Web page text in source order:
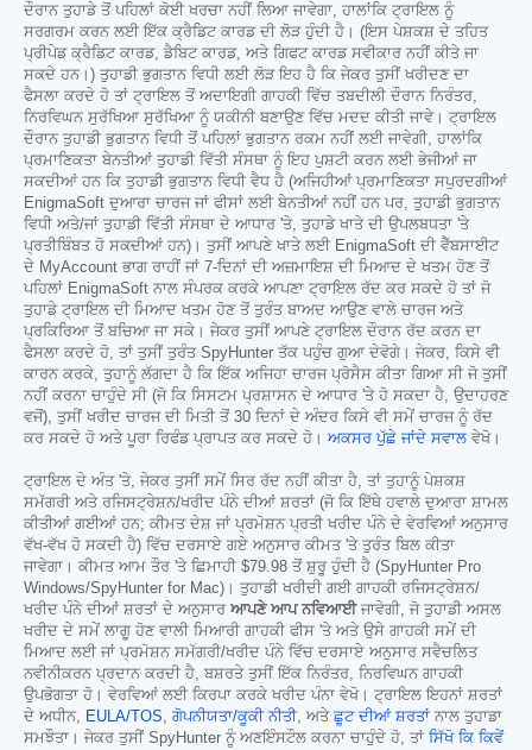
ਦੌਰਾਨ ਤੁਹਾਡੇ ਤੋਂ ਪਹਿਲਾਂ ਕੋਈ ਖਰਚਾ ਨਹੀਂ ਲਿਆ ਜਾਵੇਗਾ, ਹਾਲਾਂਕਿ ਟ੍ਰਾਇਲ ਨੂੰ
ਸਰਗਰਮ ਕਰਨ ਲਈ ਇੱਕ ਕ੍ਰੈਡਿਟ ਕਾਰਡ ਦੀ ਲੋੜ ਹੁੰਦੀ ਹੈ। (ਇਸ ਪੇਸ਼ਕਸ਼ ਦੇ ਤਹਿਤ
ਪ੍ਰੀਪੇਡ ਕ੍ਰੈਡਿਟ ਕਾਰਡ, ਡੈਬਿਟ ਕਾਰਡ, ਅਤੇ ਗਿਫਟ ਕਾਰਡ ਸਵੀਕਾਰ ਨਹੀਂ ਕੀਤੇ ਜਾ
ਸਕਦੇ ਹਨ।) ਤੁਹਾਡੀ ਭੁਗਤਾਨ ਵਿਧੀ ਲਈ ਲੋੜ ਇਹ ਹੈ ਕਿ ਜੇਕਰ ਤੁਸੀਂ ਖਰੀਦਣ ਦਾ
ਫੈਸਲਾ ਕਰਦੇ ਹੋ ਤਾਂ ਟ੍ਰਾਇਲ ਤੋਂ ਅਦਾਇਗੀ ਗਾਹਕੀ ਵਿੱਚ ਤਬਦੀਲੀ ਦੌਰਾਨ ਨਿਰੰਤਰ,
ਨਿਰਵਿਘਨ ਸੁਰੱਖਿਆ ਸੁਰੱਖਿਆ ਨੂੰ ਯਕੀਨੀ ਬਣਾਉਣ ਵਿੱਚ ਮਦਦ ਕੀਤੀ ਜਾਵੇ। ਟ੍ਰਾਇਲ
ਦੌਰਾਨ ਤੁਹਾਡੀ ਭੁਗਤਾਨ ਵਿਧੀ ਤੋਂ ਪਹਿਲਾਂ ਭੁਗਤਾਨ ਰਕਮ ਨਹੀਂ ਲਈ ਜਾਵੇਗੀ, ਹਾਲਾਂਕਿ
ਪ੍ਰਮਾਣਿਕਤਾ ਬੇਨਤੀਆਂ ਤੁਹਾਡੀ ਵਿੱਤੀ ਸੰਸਥਾ ਨੂੰ ਇਹ ਪੁਸ਼ਟੀ ਕਰਨ ਲਈ ਭੇਜੀਆਂ ਜਾ
ਸਕਦੀਆਂ ਹਨ ਕਿ ਤੁਹਾਡੀ ਭੁਗਤਾਨ ਵਿਧੀ ਵੈਧ ਹੈ (ਅਜਿਹੀਆਂ ਪ੍ਰਮਾਣਿਕਤਾ ਸਪੁਰਦਗੀਆਂ
EnigmaSoft ਦੁਆਰਾ ਚਾਰਜ ਜਾਂ ਫੀਸਾਂ ਲਈ ਬੇਨਤੀਆਂ ਨਹੀਂ ਹਨ ਪਰ, ਤੁਹਾਡੀ ਭੁਗਤਾਨ
ਵਿਧੀ ਅਤੇ/ਜਾਂ ਤੁਹਾਡੀ ਵਿੱਤੀ ਸੰਸਥਾ ਦੇ ਆਧਾਰ 'ਤੇ, ਤੁਹਾਡੇ ਖਾਤੇ ਦੀ ਉਪਲਬਧਤਾ 'ਤੇ
ਪ੍ਰਤੀਬਿੰਬਤ ਹੋ ਸਕਦੀਆਂ ਹਨ)। ਤੁਸੀਂ ਆਪਣੇ ਖਾਤੇ ਲਈ EnigmaSoft ਦੀ ਵੈੱਬਸਾਈਟ
ਦੇ MyAccount ਭਾਗ ਰਾਹੀਂ ਜਾਂ 7-ਦਿਨਾਂ ਦੀ ਅਜ਼ਮਾਇਸ਼ ਦੀ ਮਿਆਦ ਦੇ ਖਤਮ ਹੋਣ ਤੋਂ
ਪਹਿਲਾਂ EnigmaSoft ਨਾਲ ਸੰਪਰਕ ਕਰਕੇ ਆਪਣਾ ਟ੍ਰਾਇਲ ਰੱਦ ਕਰ ਸਕਦੇ ਹੋ ਤਾਂ ਜੋ
ਤੁਹਾਡੇ ਟ੍ਰਾਇਲ ਦੀ ਮਿਆਦ ਖਤਮ ਹੋਣ ਤੋਂ ਤੁਰੰਤ ਬਾਅਦ ਆਉਣ ਵਾਲੇ ਚਾਰਜ ਅਤੇ
ਪ੍ਰਕਿਰਿਆ ਤੋਂ ਬਚਿਆ ਜਾ ਸਕੇ। ਜੇਕਰ ਤੁਸੀਂ ਆਪਣੇ ਟ੍ਰਾਇਲ ਦੌਰਾਨ ਰੱਦ ਕਰਨ ਦਾ
ਫੈਸਲਾ ਕਰਦੇ ਹੋ, ਤਾਂ ਤੁਸੀਂ ਤੁਰੰਤ SpyHunter ਤੱਕ ਪਹੁੰਚ ਗੁਆ ਦੇਵੋਗੇ। ਜੇਕਰ, ਕਿਸੇ ਵੀ
ਕਾਰਨ ਕਰਕੇ, ਤੁਹਾਨੂੰ ਲੱਗਦਾ ਹੈ ਕਿ ਇੱਕ ਅਜਿਹਾ ਚਾਰਜ ਪ੍ਰੋਸੈਸ ਕੀਤਾ ਗਿਆ ਸੀ ਜੋ ਤੁਸੀਂ
ਨਹੀਂ ਕਰਨਾ ਚਾਹੁੰਦੇ ਸੀ (ਜੋ ਕਿ ਸਿਸਟਮ ਪ੍ਰਸ਼ਾਸਨ ਦੇ ਆਧਾਰ 'ਤੇ ਹੋ ਸਕਦਾ ਹੈ, ਉਦਾਹਰਣ
ਵਜੋਂ), ਤੁਸੀਂ ਖਰੀਦ ਚਾਰਜ ਦੀ ਮਿਤੀ ਤੋਂ 30 ਦਿਨਾਂ ਦੇ ਅੰਦਰ ਕਿਸੇ ਵੀ ਸਮੇਂ ਚਾਰਜ ਨੂੰ ਰੱਦ
ਕਰ ਸਕਦੇ ਹੋ ਅਤੇ ਪੂਰਾ ਰਿਫੰਡ ਪ੍ਰਾਪਤ ਕਰ ਸਕਦੇ ਹੋ। ਅਕਸਰ ਪੁੱਛੇ ਜਾਂਦੇ ਸਵਾਲ ਵੇਖੋ।
ਟ੍ਰਾਇਲ ਦੇ ਅੰਤ 'ਤੇ, ਜੇਕਰ ਤੁਸੀਂ ਸਮੇਂ ਸਿਰ ਰੱਦ ਨਹੀਂ ਕੀਤਾ ਹੈ, ਤਾਂ ਤੁਹਾਨੂੰ ਪੇਸ਼ਕਸ਼
ਸਮੱਗਰੀ ਅਤੇ ਰਜਿਸਟ੍ਰੇਸ਼ਨ/ਖਰੀਦ ਪੰਨੇ ਦੀਆਂ ਸ਼ਰਤਾਂ (ਜੋ ਕਿ ਇੱਥੇ ਹਵਾਲੇ ਦੁਆਰਾ ਸ਼ਾਮਲ
ਕੀਤੀਆਂ ਗਈਆਂ ਹਨ; ਕੀਮਤ ਦੇਸ਼ ਜਾਂ ਪ੍ਰਮੋਸ਼ਨ ਪ੍ਰਤੀ ਖਰੀਦ ਪੰਨੇ ਦੇ ਵੇਰਵਿਆਂ ਅਨੁਸਾਰ
ਵੱਖ-ਵੱਖ ਹੋ ਸਕਦੀ ਹੈ) ਵਿੱਚ ਦਰਸਾਏ ਗਏ ਅਨੁਸਾਰ ਕੀਮਤ 'ਤੇ ਤੁਰੰਤ ਬਿਲ ਕੀਤਾ
ਜਾਵੇਗਾ। ਕੀਮਤ ਆਮ ਤੌਰ 'ਤੇ ਛਿਮਾਹੀ $79.98 ਤੋਂ ਸ਼ੁਰੂ ਹੁੰਦੀ ਹੈ (SpyHunter Pro
Windows/SpyHunter for Mac)। ਤੁਹਾਡੀ ਖਰੀਦੀ ਗਈ ਗਾਹਕੀ ਰਜਿਸਟ੍ਰੇਸ਼ਨ/
ਖਰੀਦ ਪੰਨੇ ਦੀਆਂ ਸ਼ਰਤਾਂ ਦੇ ਅਨੁਸਾਰ ਆਪਣੇ ਆਪ ਨਵਿਆਈਜਾਵੇਗੀ, ਜੋ ਤੁਹਾਡੀ ਅਸਲ
ਖਰੀਦ ਦੇ ਸਮੇਂ ਲਾਗੂ ਹੋਣ ਵਾਲੀ ਮਿਆਰੀ ਗਾਹਕੀ ਫੀਸ 'ਤੇ ਅਤੇ ਉਸੇ ਗਾਹਕੀ ਸਮੇਂ ਦੀ
ਮਿਆਦ ਲਈ ਜਾਂ ਪ੍ਰਮੋਸ਼ਨ ਸਮੱਗਰੀ/ਖਰੀਦ ਪੰਨੇ ਵਿੱਚ ਦਰਸਾਏ ਅਨੁਸਾਰ ਸਵੈਚਲਿਤ
ਨਵੀਨੀਕਰਨ ਪ੍ਰਦਾਨ ਕਰਦੀ ਹੈ, ਬਸ਼ਰਤੇ ਤੁਸੀਂ ਇੱਕ ਨਿਰੰਤਰ, ਨਿਰਵਿਘਨ ਗਾਹਕੀ
ਉਪਭੋਗਤਾ ਹੋ। ਵੇਰਵਿਆਂ ਲਈ ਕਿਰਪਾ ਕਰਕੇ ਖਰੀਦ ਪੰਨਾ ਵੇਖੋ। ਟ੍ਰਾਇਲ ਇਹਨਾਂ ਸ਼ਰਤਾਂ
ਦੇ ਅਧੀਨ, EULA/TOS, ਗੋਪਨੀਯਤਾ/ਕੂਕੀ ਨੀਤੀ, ਅਤੇ ਛੂਟ ਦੀਆਂ ਸ਼ਰਤਾਂ ਨਾਲ ਤੁਹਾਡਾ
ਸਮਝੌਤਾ। ਜੇਕਰ ਤੁਸੀਂ SpyHunter ਨੂੰ ਅਣਇੰਸਟੌਲ ਕਰਨਾ ਚਾਹੁੰਦੇ ਹੋ, ਤਾਂ ਸਿੱਖੋ ਕਿ ਕਿਵੇਂ